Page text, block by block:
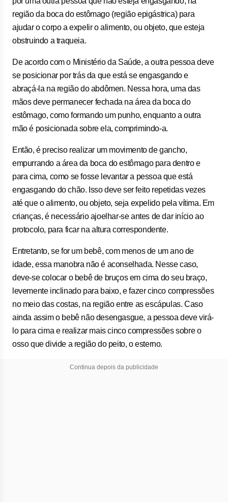
região da boca do estômago (região epigástrica) para
ajudar o corpo a expelir o alimento, ou objeto, que esteja
obstruindo a traqueia.
De acordo com o Ministério da Saúde, a outra pessoa deve
se posicionar por trás da que está se engasgando e
abraçá-la na região do abdômen. Nessa hora, uma das
mãos deve permanecer fechada na área da boca do
estômago, como formando um punho, enquanto a outra
mão é posicionada sobre ela, comprimindo-a.
Então, é preciso realizar um movimento de gancho,
empurrando a área da boca do estômago para dentro e
para cima, como se fosse levantar a pessoa que está
engasgando do chão. Isso deve ser feito repetidas vezes
até que o alimento, ou objeto, seja expelido pela vítima. Em
crianças, é necessário ajoelhar-se antes de dar início ao
protocolo, para ficar na altura correspondente.
Entretanto, se for um bebê, com menos de um ano de
idade, essa manobra não é aconselhada. Nesse caso,
deve-se colocar o bebê de bruços em cima do seu braço,
levemente inclinado para baixo, e fazer cinco compressões
no meio das costas, na região entre as escápulas. Caso
ainda assim o bebê não desengasgue, a pessoa deve virá-
lo para cima e realizar mais cinco compressões sobre o
osso que divide a região do peito, o esterno.
Continua depois da publicidade